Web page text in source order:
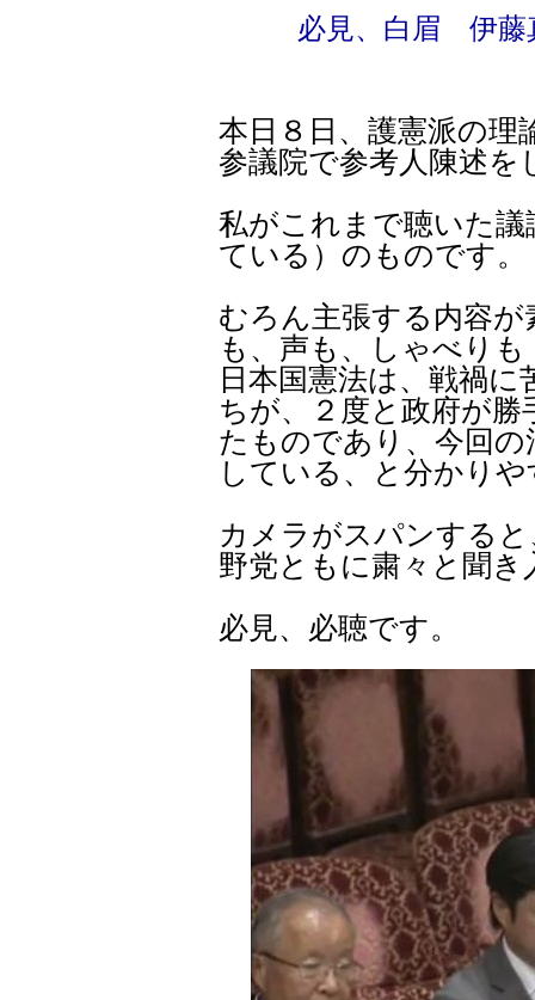
必見、白眉 伊藤
本日８日、護憲派の理
参議院で参考人陳述を
私がこれまで聴いた
ている）のものです。
むろん主張する内容
も、声も、しゃべり
日本国憲法は、戦禍
ちが、２度と政府が
たものであり、今回
している、と分かり
カメラがスパンする
野党ともに粛々と聞
必見、必聴です。